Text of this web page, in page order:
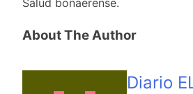
About The Author
Diario